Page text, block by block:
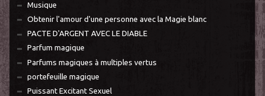
Musique
Obtenir l'amour d'une personne avec la Magie blanc
PACTE D'ARGENT AVEC LE DIABLE
Parfum magique
Parfums magiques à multiples vertus
portefeuille magique
Puissant Excitant Sexuel